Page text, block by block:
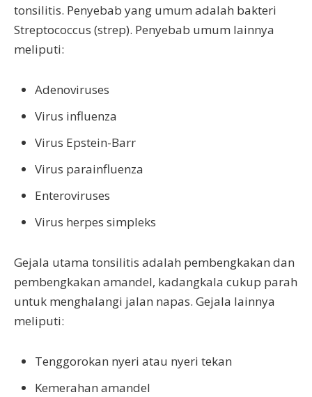
tonsilitis. Penyebab yang umum adalah bakteri
Streptococcus (strep). Penyebab umum lainnya
meliputi:
Adenoviruses
Virus influenza
Virus Epstein-Barr
Virus parainfluenza
Enteroviruses
Virus herpes simpleks
Gejala utama tonsilitis adalah pembengkakan dan
pembengkakan amandel, kadangkala cukup parah
untuk menghalangi jalan napas. Gejala lainnya
meliputi:
Tenggorokan nyeri atau nyeri tekan
Kemerahan amandel